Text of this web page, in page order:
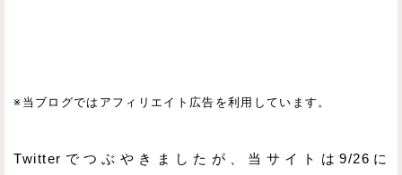
※当ブログではアフィリエイト広告を利用しています。
Twitterでつぶやきましたが、当サイトは9/26に